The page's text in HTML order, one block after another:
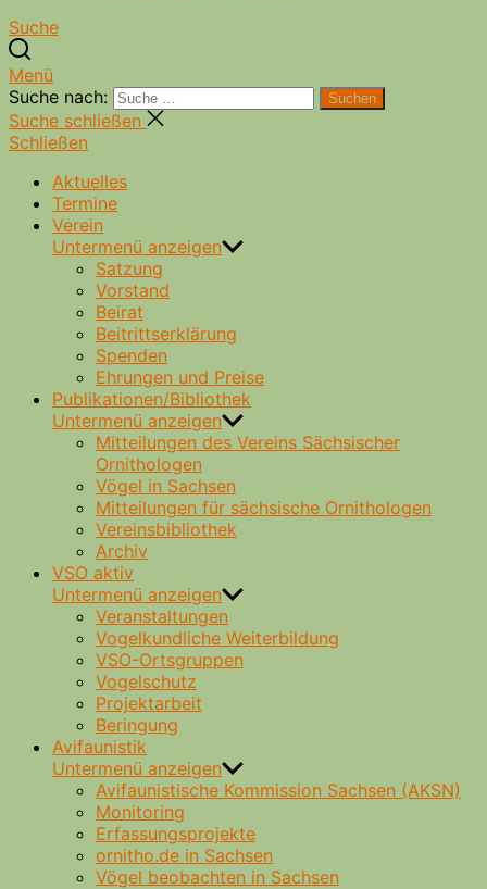
Suche
Menü
Suche nach:
Suchen
Suche schließen
Schließen
Aktuelles
Termine
Verein
Untermenü anzeigen
Satzung
Vorstand
Beirat
Beitrittserklärung
Spenden
Ehrungen und Preise
Publikationen/Bibliothek
Untermenü anzeigen
Mitteilungen des Vereins Sächsischer
Ornithologen
Vögel in Sachsen
Mitteilungen für sächsische Ornithologen
Vereinsbibliothek
Archiv
VSO aktiv
Untermenü anzeigen
Veranstaltungen
Vogelkundliche Weiterbildung
VSO-Ortsgruppen
Vogelschutz
Projektarbeit
Beringung
Avifaunistik
Untermenü anzeigen
Avifaunistische Kommission Sachsen (AKSN)
Monitoring
Erfassungsprojekte
ornitho.de in Sachsen
Vögel beobachten in Sachsen